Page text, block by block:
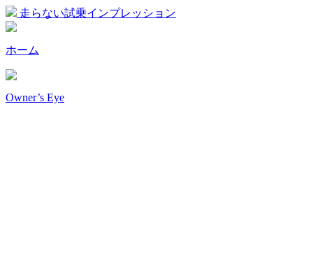
走らない試乗インプレッション
ホーム
Owner’s Eye